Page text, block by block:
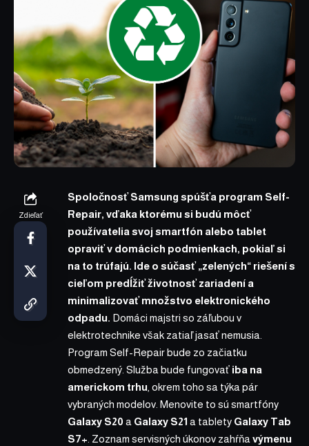
Zdieľať
Spoločnosť Samsung spúšťa program Self-
Repair, vďaka ktorému si budú môcť
používatelia svoj smartfón alebo tablet
opraviť v domácich podmienkach, pokiaľ si
na to trúfajú. Ide o súčasť „zelených“ riešení s
cieľom predĺžiť životnosť zariadení a
minimalizovať množstvo elektronického
odpadu. Domáci majstri so záľubou v
elektrotechnike však zatiaľ jasať nemusia.
Program Self-Repair bude zo začiatku
obmedzený. Služba bude fungovať iba na
americkom trhu , okrem toho sa týka pár
vybraných modelov. Menovite to sú smartfóny
Galaxy S20 a Galaxy S21 a tablety Galaxy Tab
S7+ . Zoznam servisných úkonov zahŕňa výmenu